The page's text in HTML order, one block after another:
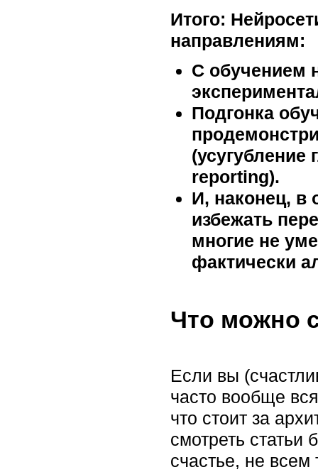
Итого:
направлениям:
С обучением
Подгонка
reporting).
И, наконец, в
избежать
многие не
фактически
Что можно
Если вы
часто вообще
что стоит за
смотреть статьи
счастье, не всем